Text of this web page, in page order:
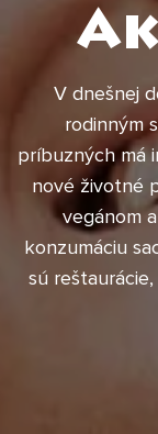
V dnešnej
rodinným
príbuzných má
nové životné
vegánom
konzumáciu
sú